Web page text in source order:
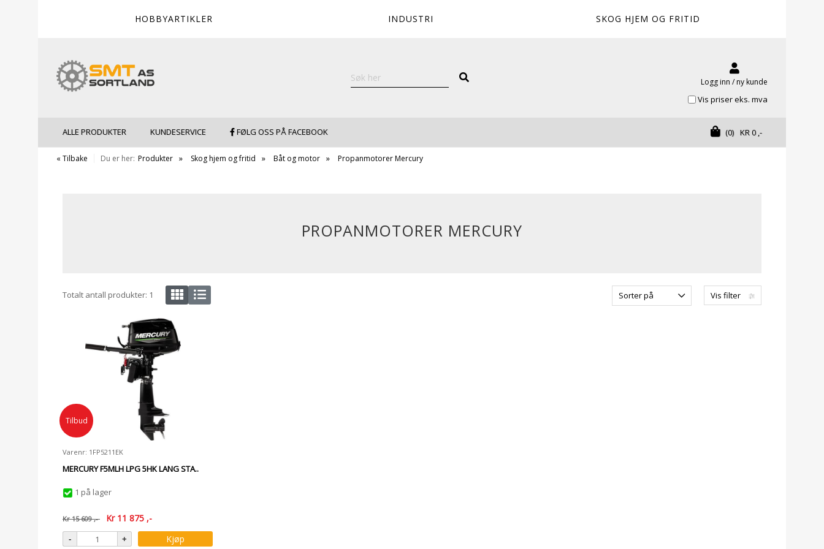
HOBBYARTIKLER INDUSTRI SKOG HJEM OG FRITID
Logg inn / ny kunde
Vis priser eks. mva
ALLE PRODUKTER KUNDESERVICE FØLG OSS PÅ FACEBOOK KR0,-
(0)
« Tilbake Du er her: Produkter Skog hjem og fritid Båt og motor Propanmotorer Mercury
PROPANMOTORER MERCURY
Totalt antall produkter: 1 Vis filter
Sorter på
Tilbud
Varenr: 1FP5211EK
MERCURY F5MLH LPG 5HK LANG STA..
1 på lager
Kr15 609,- Kr 11 875 ,-
Kjøp